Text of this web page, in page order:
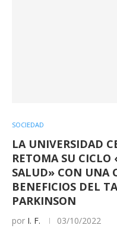
SOCIEDAD
LA UNIVERSIDAD
RETOMA SU CICLO
SALUD» CON UNA
BENEFICIOS DEL
PARKINSON
por I. F. 03/10/2022